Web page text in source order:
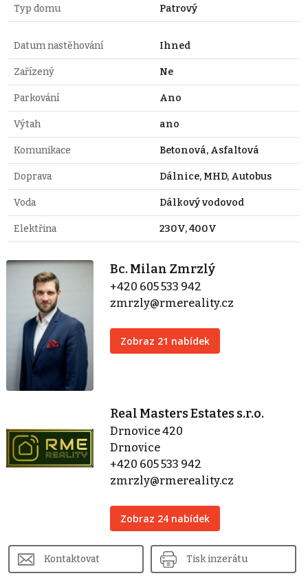
Typ domu Patrový
Datum nastěhování Ihned
Zařízený Ne
Parkování Ano
Výtah ano
Komunikace Betonová, Asfaltová
Doprava Dálnice, MHD, Autobus
Voda Dálkový vodovod
Elektřina 230V, 400V
Bc. Milan Zmrzlý
+420 605 533 942
zmrzly@rmereality.cz
Zobraz 21 nabídek
Real Masters Estates s.r.o.
Drnovice 420
Drnovice
+420 605 533 942
zmrzly@rmereality.cz
Zobraz 24 nabídek
Kontaktovat Tisk inzerátu